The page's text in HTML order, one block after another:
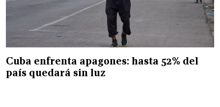
Cuba enfrenta apagones: hasta 52% del
país quedará sin luz